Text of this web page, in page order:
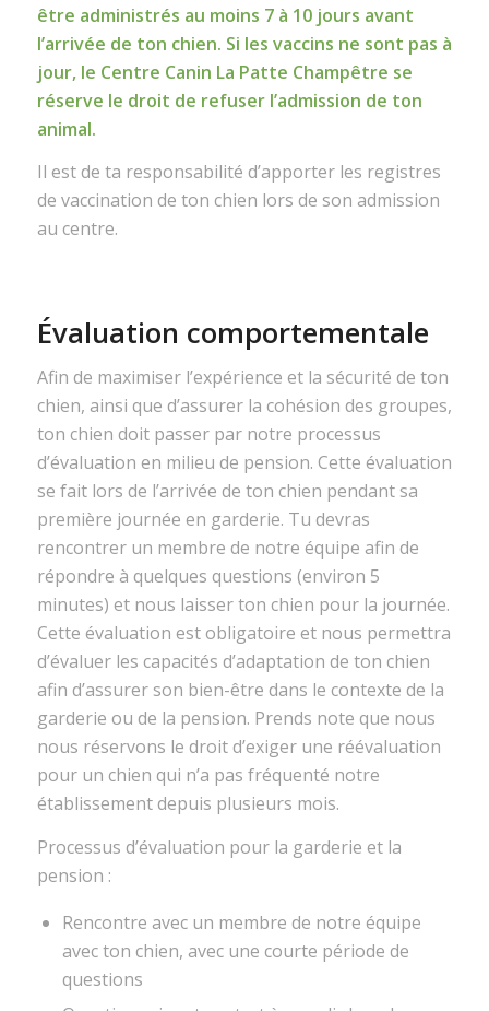
être administrés au moins 7 à 10 jours avant
l’arrivée de ton chien. Si les vaccins ne sont pas à
jour, le Centre Canin La Patte Champêtre se
réserve le droit de refuser l’admission de ton
animal.
Il est de ta responsabilité d’apporter les registres
de vaccination de ton chien lors de son admission
au centre.
Évaluation comportementale
Afin de maximiser l’expérience et la sécurité de ton
chien, ainsi que d’assurer la cohésion des groupes,
ton chien doit passer par notre processus
d’évaluation en milieu de pension. Cette évaluation
se fait lors de l’arrivée de ton chien pendant sa
première journée en garderie. Tu devras
rencontrer un membre de notre équipe afin de
répondre à quelques questions (environ 5
minutes) et nous laisser ton chien pour la journée.
Cette évaluation est obligatoire et nous permettra
d’évaluer les capacités d’adaptation de ton chien
afin d’assurer son bien-être dans le contexte de la
garderie ou de la pension. Prends note que nous
nous réservons le droit d’exiger une réévaluation
pour un chien qui n’a pas fréquenté notre
établissement depuis plusieurs mois.
Processus d’évaluation pour la garderie et la
pension :
Rencontre avec un membre de notre équipe
avec ton chien, avec une courte période de
questions